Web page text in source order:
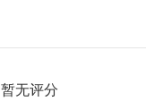
暂无评分